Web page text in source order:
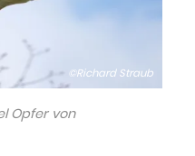
©Richard Straub
Opfer von